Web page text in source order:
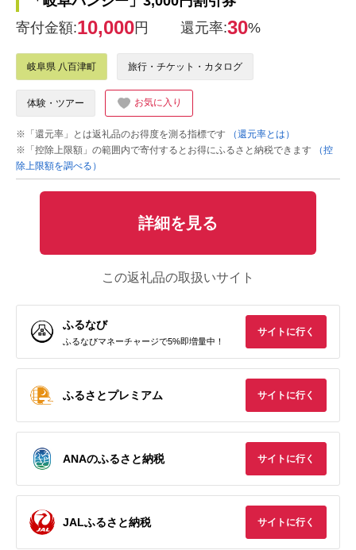
寄付金額:10,000円 還元率:30%
岐阜県 八百津町 旅行・チケット・カタログ
体験・ツアー お気に入り
※「還元率」とは返礼品のお得度を測る指標です
（還元率とは）
※「控除上限額」の範囲内で寄付するとお得にふるさと納税できます
（控
除上限額を調べる）
詳細を見る
この返礼品の取扱いサイト
ふるなび
ふるなびマネーチャージで5%即増量中！
サイトに行く
ふるさとプレミアム サイトに行く
ANAのふるさと納税 サイトに行く
JALふるさと納税 サイトに行く